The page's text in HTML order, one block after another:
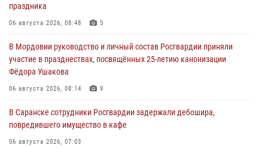
праздника
06 августа 2026, 08:48 5
В Мордовии руководство и личный состав Росгвардии приняли
участие в празднествах, посвящённых 25-летию канонизации
Фёдора Ушакова
06 августа 2026, 08:14 9
В Саранске сотрудники Росгвардии задержали дебошира,
повредившего имущество в кафе
06 августа 2026, 07:03